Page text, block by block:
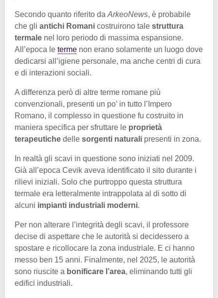
Secondo quanto riferito da ArkeoNews, è probabile
che gli antichi Romani costruirono tale struttura
termale nel loro periodo di massima espansione.
All’epoca le terme non erano solamente un luogo dove
dedicarsi all’igiene personale, ma anche centri di cura
e di interazioni sociali.
A differenza però di altre terme romane più
convenzionali, presenti un po’ in tutto l’Impero
Romano, il complesso in questione fu costruito in
maniera specifica per sfruttare le proprietà
terapeutiche delle sorgenti naturali presenti in zona.
In realtà gli scavi in questione sono iniziati nel 2009.
Già all’epoca Cevik aveva identificato il sito durante i
rilievi iniziali. Solo che purtroppo questa struttura
termale era letteralmente intrappolata al di sotto di
alcuni impianti industriali moderni.
Per non alterare l’integrità degli scavi, il professore
decise di aspettare che le autorità si decidessero a
spostare e ricollocare la zona industriale. E ci hanno
messo ben 15 anni. Finalmente, nel 2025, le autorità
sono riuscite a bonificare l’area, eliminando tutti gli
edifici industriali.